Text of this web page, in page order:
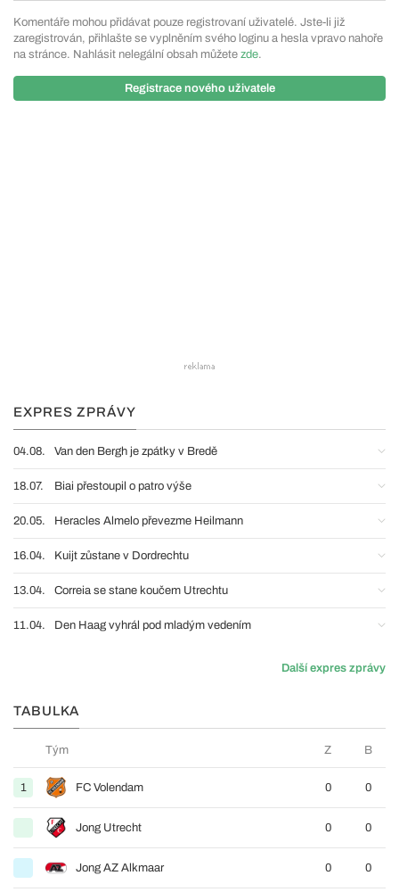
Komentáře mohou přidávat pouze registrovaní uživatelé. Jste-li již
zaregistrován, přihlašte se vyplněním svého loginu a hesla vpravo nahoře
na stránce. Nahlásit nelegální obsah můžete zde.
Registrace nového uživatele
EXPRES ZPRÁVY
04.08. Van den Bergh je zpátky v Bredě
18.07. Biai přestoupil o patro výše
20.05. Heracles Almelo převezme Heilmann
16.04. Kuijt zůstane v Dordrechtu
13.04. Correia se stane koučem Utrechtu
11.04. Den Haag vyhrál pod mladým vedením
Další expres zprávy
TABULKA
Tým Z B
1 FC Volendam 0 0
Jong Utrecht 0 0
Jong AZ Alkmaar 0 0